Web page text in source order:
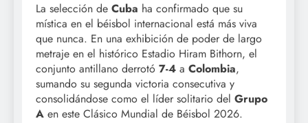
La selección de Cuba ha confirmado que su
mística en el béisbol internacional está más viva
que nunca. En una exhibición de poder de largo
metraje en el histórico Estadio Hiram Bithorn, el
conjunto antillano derrotó 7-4 a Colombia,
sumando su segunda victoria consecutiva y
consolidándose como el líder solitario del Grupo
A en este Clásico Mundial de Béisbol 2026.